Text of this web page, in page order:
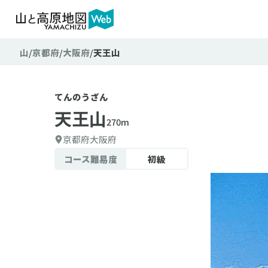
山 京都府 大阪府 天王山
てんのうざん
天王山270m
京都府大阪府
コース難易度
初級